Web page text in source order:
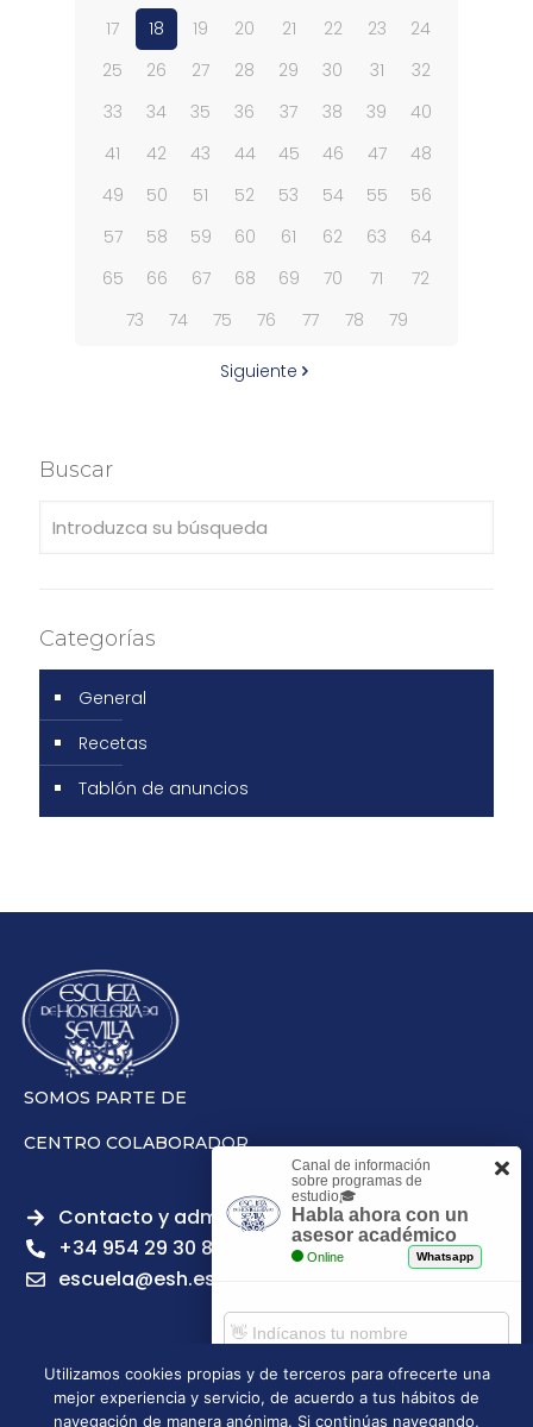
17
18 19 20 21 22 23
24
25
26 27 28 29 30 31
32
33
34 35 36 37 38 39
40
41
42 43 44 45 46 47
48
49
50 51 52 53 54 55
56
57
58 59 60 61 62 63
64
65
66 67 68 69 70 71
72
73
74 75 76 77 78 79
Siguiente
Buscar
Categorías
General
Recetas
Tablón de anuncios
SOMOS PARTE DE
CENTRO COLABORADOR
Contacto y admisiones
+34 954 29 30 81
escuela@esh.es
Aviso legal Política de Privacidad
Política de Cookies
Utilizamos cookies propias y de terceros para ofrecerte una
mejor experiencia y servicio, de acuerdo a tus hábitos de
navegación de manera anónima. Si continúas navegando,
Canal de información
sobre programas de
estudio🎓
Habla ahora con un
asesor académico
Online Whatsapp
Comenzar chat